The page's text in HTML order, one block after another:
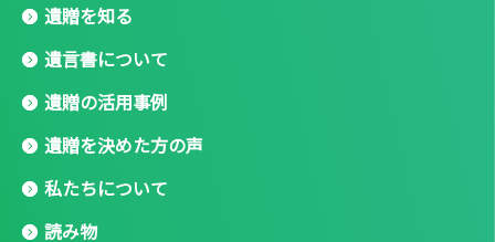
遺贈を知る
遺言書について
遺贈の活用事例
遺贈を決めた方の声
私たちについて
読み物